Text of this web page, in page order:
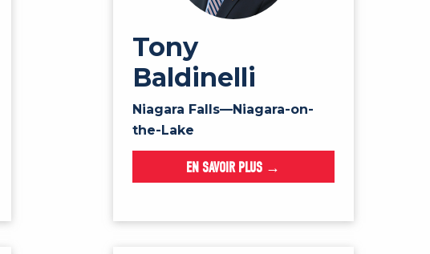
Tony
Baldinelli
Niagara Falls—Niagara-on-
the-Lake
EN SAVOIR PLUS →